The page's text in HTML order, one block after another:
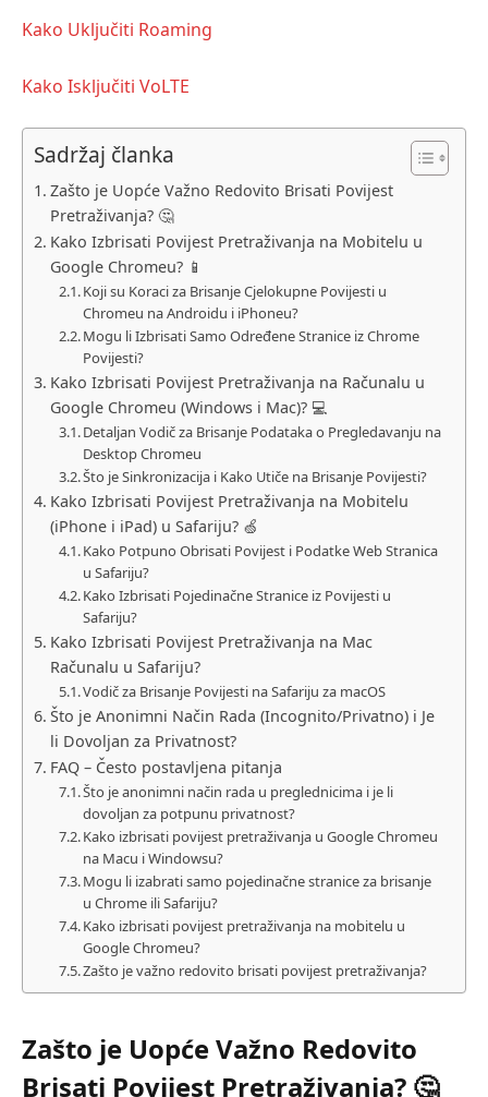
Kako Uključiti Roaming
Kako Isključiti VoLTE
Sadržaj članka
Zašto je Uopće Važno Redovito Brisati Povijest
Pretraživanja? 🤔
Kako Izbrisati Povijest Pretraživanja na Mobitelu u
Google Chromeu? 📱
Koji su Koraci za Brisanje Cjelokupne Povijesti u
Chromeu na Androidu i iPhoneu?
Mogu li Izbrisati Samo Određene Stranice iz Chrome
Povijesti?
Kako Izbrisati Povijest Pretraživanja na Računalu u
Google Chromeu (Windows i Mac)? 💻
Detaljan Vodič za Brisanje Podataka o Pregledavanju na
Desktop Chromeu
Što je Sinkronizacija i Kako Utiče na Brisanje Povijesti?
Kako Izbrisati Povijest Pretraživanja na Mobitelu
(iPhone i iPad) u Safariju? 🍏
Kako Potpuno Obrisati Povijest i Podatke Web Stranica
u Safariju?
Kako Izbrisati Pojedinačne Stranice iz Povijesti u
Safariju?
Kako Izbrisati Povijest Pretraživanja na Mac
Računalu u Safariju?
Vodič za Brisanje Povijesti na Safariju za macOS
Što je Anonimni Način Rada (Incognito/Privatno) i Je
li Dovoljan za Privatnost?
FAQ – Često postavljena pitanja
Što je anonimni način rada u preglednicima i je li
dovoljan za potpunu privatnost?
Kako izbrisati povijest pretraživanja u Google Chromeu
na Macu i Windowsu?
Mogu li izabrati samo pojedinačne stranice za brisanje
u Chrome ili Safariju?
Kako izbrisati povijest pretraživanja na mobitelu u
Google Chromeu?
Zašto je važno redovito brisati povijest pretraživanja?
Zašto je Uopće Važno Redovito
Brisati Povijest Pretraživanja? 🤔